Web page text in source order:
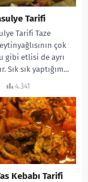
Tarifi
Tarifi Taze
çok
gibi etlisi de ayrı
Sık sık yaptığım...
4.341
Kebabı Tarifi